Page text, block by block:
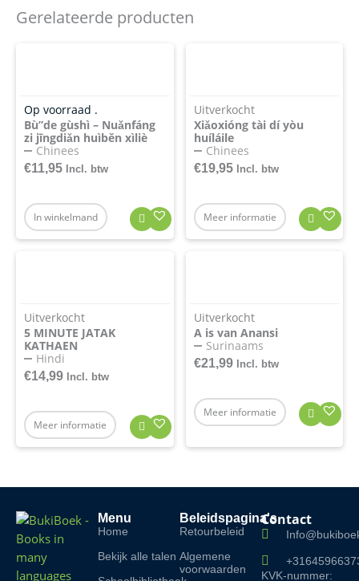
Gerelateerde producten
Op voorraad .
Bù”de gùshì – Nuǎnfáng
zi jīngdiǎn huìběn xìliè
Chinees
€11,95 Incl. btw
In winkelmand
Uitverkocht
Xiǎoxióng tài dí yòu
huíláile
Chinees
€19,95 Incl. btw
Meer informatie
Uitverkocht
5 MINUTE JATAK
KATHAEN
Hindi
€14,99 Incl. btw
Meer informatie
Uitverkocht
A is van Anansi
Surinaams
€21,99 Incl. btw
Meer informatie
Menu
Home
Bekijk alle talen
Beleidspagina's
Retourbeleid
Algemene
voorwaarden
Contact
KVK-nummer: